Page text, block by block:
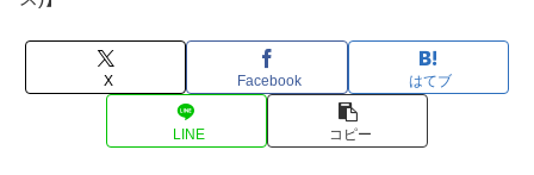
X Facebook はてブ
LINE コピー